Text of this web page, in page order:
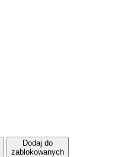
Dodaj do
zablokowanych